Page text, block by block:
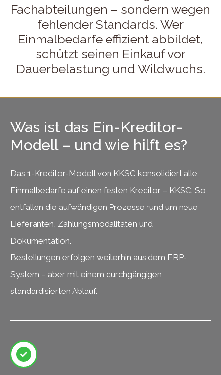
Fachabteilungen – sondern wegen
fehlender Standards. Wer
Einmalbedarfe effizient abbildet,
schützt seinen Einkauf vor
Dauerbelastung und Wildwuchs.
Was ist das Ein-Kreditor-
Modell – und wie hilft es?
Das 1-Kreditor-Modell von KKSC konsolidiert alle
Einmalbedarfe auf einen festen Kreditor – KKSC. So
entfallen die aufwändigen Prozesse rund um neue
Lieferanten, Zahlungsmodalitäten und
Dokumentation.
Bestellungen erfolgen weiterhin aus dem ERP-
System – aber mit einem durchgängigen,
standardisierten Ablauf.